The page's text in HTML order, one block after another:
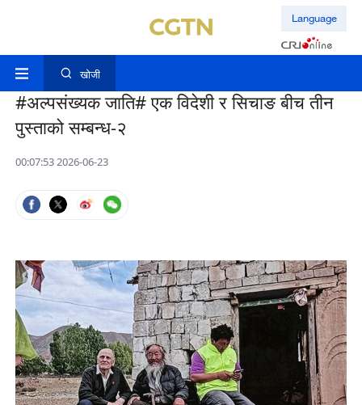
Language
खोजी
#अल्पसंख्यक जाति# एक विदेशी र सिचाङ बीच तीन
पुस्ताको सम्बन्ध-२
00:07:53 2026-06-23